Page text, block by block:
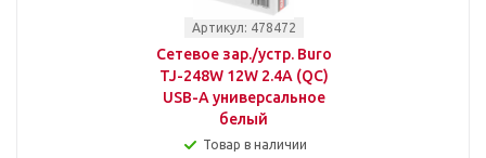
Артикул: 478472
Сетевое зар./устр. Buro
TJ-248W 12W 2.4A (QC)
USB-A универсальное
белый
Товар в наличии